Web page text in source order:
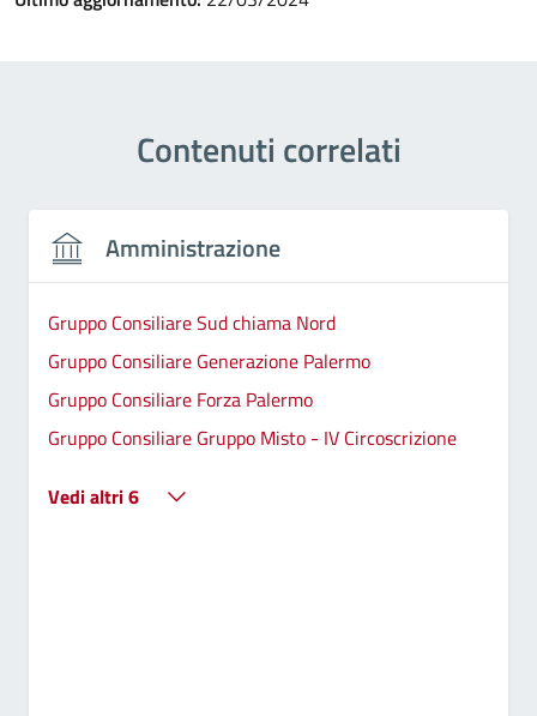
Contenuti correlati
Amministrazione
Gruppo Consiliare Sud chiama Nord
Gruppo Consiliare Generazione Palermo
Gruppo Consiliare Forza Palermo
Gruppo Consiliare Gruppo Misto - IV Circoscrizione
Vedi altri 6